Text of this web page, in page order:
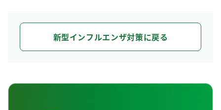
新型インフルエンザ対策に戻る